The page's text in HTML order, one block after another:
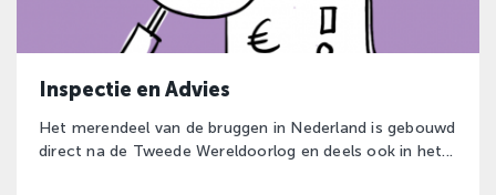
Inspectie en Advies
Het merendeel van de bruggen in Nederland is gebouwd
direct na de Tweede Wereldoorlog en deels ook in het...